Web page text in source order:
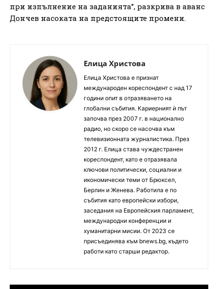
при изпълнение на заданията”, разкрива в аванс
Дончев насоката на предстоящите промени.
Елица Христова
Елица Христова е признат
международен кореспондент с над 17
години опит в отразяването на
глобални събития. Кариерният ѝ път
започва през 2007 г. в национално
радио, но скоро се насочва към
телевизионната журналистика. През
2012 г. Елица става чуждестранен
кореспондент, като е отразявала
ключови политически, социални и
икономически теми от Брюксел,
Берлин и Женева. Работила е по
събития като европейски избори,
заседания на Европейския парламент,
международни конференции и
хуманитарни мисии. От 2023 се
присъединява към bnews.bg, където
работи като старши редактор.